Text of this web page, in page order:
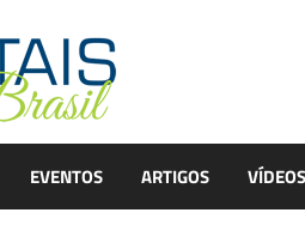
EVENTOS ARTIGOS VÍDEOS